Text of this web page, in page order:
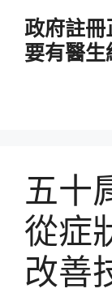
政府註冊
要有醫
五十
從症
改善